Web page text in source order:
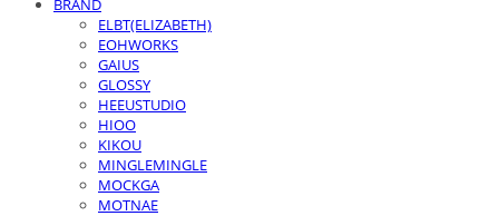
BRAND
ELBT(ELIZABETH)
EOHWORKS
GAIUS
GLOSSY
HEEUSTUDIO
HIOO
KIKOU
MINGLEMINGLE
MOCKGA
MOTNAE